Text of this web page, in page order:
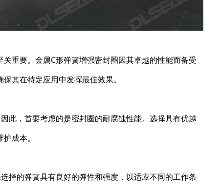
重要。金属C形弹簧增强密封圈因其卓越的性能而备受
其在特定应用中发挥最佳效果。
此，首要考虑的是密封圈的耐腐蚀性能。选择具有优越
成本。
择的弹簧具有良好的弹性和强度，以适应不同的工作条